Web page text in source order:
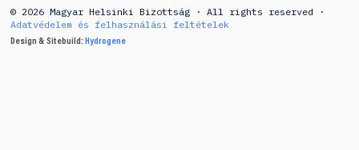
© 2026 Magyar Helsinki Bizottság · All rights reserved ·
Adatvédelem és felhasználási feltételek
Design & Sitebuild:Hydrogene